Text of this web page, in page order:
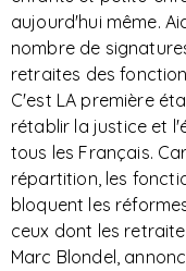
aujourd'hui même.
nombre de
retraites des
C'est LA première
rétablir la justice et
tous les Français.
répartition, les
bloquent les
ceux dont les
Marc Blondel,